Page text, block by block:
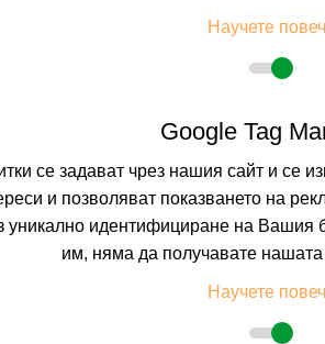
Научете
Google Tag
се задават чрез нашия сайт и се
и позволяват показването на
уникално идентифициране на Вашия
им, няма да получавате
Научете